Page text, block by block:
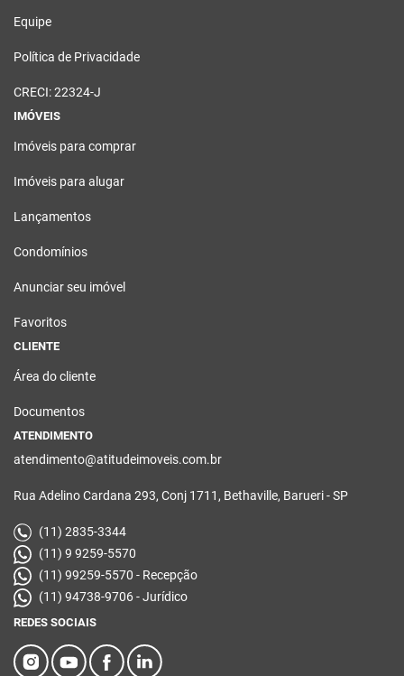
Equipe
Política de Privacidade
CRECI: 22324-J
IMÓVEIS
Imóveis para comprar
Imóveis para alugar
Lançamentos
Condomínios
Anunciar seu imóvel
Favoritos
CLIENTE
Área do cliente
Documentos
ATENDIMENTO
atendimento@atitudeimoveis.com.br
Rua Adelino Cardana 293, Conj 1711, Bethaville, Barueri - SP
(11) 2835-3344
(11) 9 9259-5570
(11) 99259-5570 - Recepção
(11) 94738-9706 - Jurídico
REDES SOCIAIS